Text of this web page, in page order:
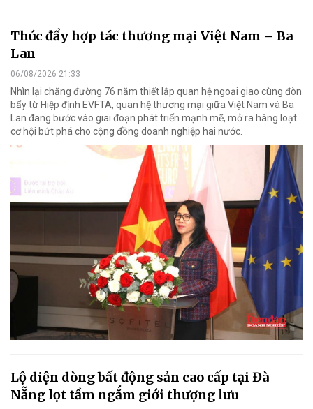
Thúc đẩy hợp tác thương mại Việt Nam – Ba
Lan
06/08/2026 21:33
Nhìn lại chặng đường 76 năm thiết lập quan hệ ngoại giao cùng đòn
bẩy từ Hiệp định EVFTA, quan hệ thương mại giữa Việt Nam và Ba
Lan đang bước vào giai đoạn phát triển mạnh mẽ, mở ra hàng loạt
cơ hội bứt phá cho cộng đồng doanh nghiệp hai nước.
Lộ diện dòng bất động sản cao cấp tại Đà
Nẵng lọt tầm ngắm giới thượng lưu